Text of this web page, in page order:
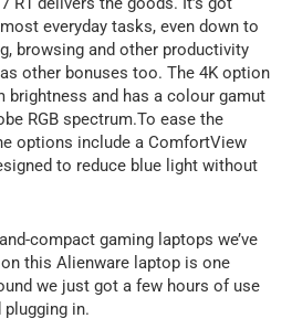
everyday tasks, even down to
browsing and other productivity
other bonuses too. The 4K option
brightness and has a colour gamut
RGB spectrum.To ease the
options include a ComfortView
to reduce blue light without
compact gaming laptops we’ve
this Alienware laptop is one
we just got a few hours of use
in.